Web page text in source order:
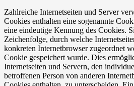
Zahlreiche Internetseiten und Server
Cookies enthalten eine sogenannte
eine eindeutige Kennung des Cookies.
Zeichenfolge, durch welche
konkreten Internetbrowser zugeordnet
Cookie gespeichert wurde. Dies
Internetseiten und Servern, den
betroffenen Person von anderen